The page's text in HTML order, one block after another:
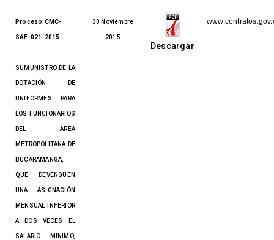
Proceso:CMC-
SAF-021-2015
SUMUNISTRO DE LA
DOTACIÓN DE
UNIFORMES PARA
LOS FUNCIONARIOS
DEL AREA
METROPOLITANA DE
BUCARAMANGA,
QUE DEVENGUEN
UNA ASIGNACIÓN
MENSUAL INFERIOR
A DOS VECES EL
SALARIO MINIMO,
30 Noviembre
2015
Descargar